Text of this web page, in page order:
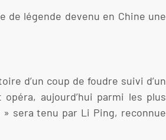
de légende devenu en Chine une
d’un coup de foudre suivi d’un
aujourd’hui parmi les plus
sera tenu par Li Ping, reconnue